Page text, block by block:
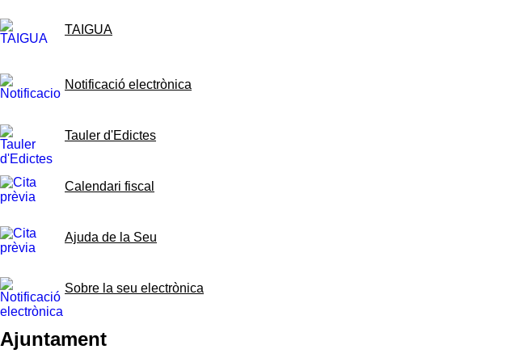
TAIGUA
Notificació electrònica
Tauler d'Edictes
Calendari fiscal
Ajuda de la Seu
Sobre la seu electrònica
Ajuntament